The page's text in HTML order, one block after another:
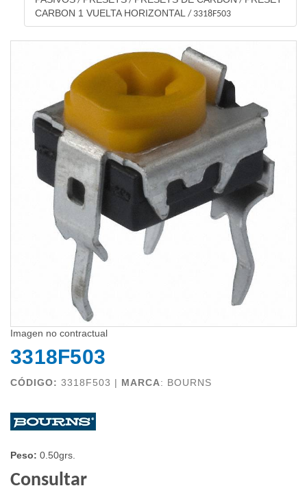
CARBON 1 VUELTA HORIZONTAL / 3318F503
Imagen no contractual
3318F503
CÓDIGO: 3318F503 | MARCA: BOURNS
Peso: 0.50grs.
Consultar